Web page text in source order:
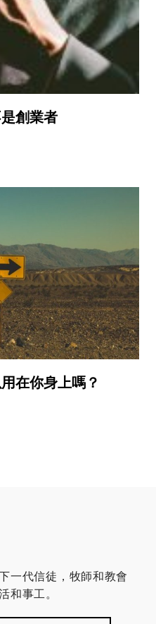
創業者
在你身上嗎？
一代信徒，牧師和教會
和事工。